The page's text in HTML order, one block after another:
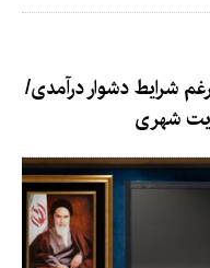
شرایط دشوار درآمدی/
شهری